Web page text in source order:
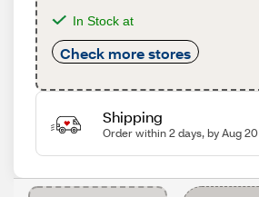
In Stock at
Check more stores
Shipping
Order within 2 days, by Aug 20